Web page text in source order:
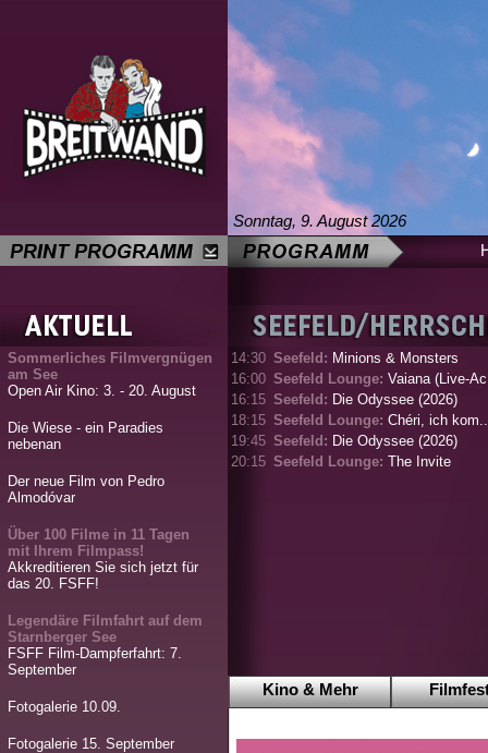
Sonntag, 9. August 2026
Sommerliches Filmvergnügen
am See
Open Air Kino: 3. - 20. August
Die Wiese - ein Paradies
nebenan
Der neue Film von Pedro
Almodóvar
Über 100 Filme in 11 Tagen
mit Ihrem Filmpass!
Akkreditieren Sie sich jetzt für
das 20. FSFF!
Legendäre Filmfahrt auf dem
Starnberger See
FSFF Film-Dampferfahrt: 7.
September
Fotogalerie 10.09.
Fotogalerie 15. September
14:30 Seefeld: Minions & Monsters
16:00 Seefeld Lounge: Vaiana (Live-
16:15 Seefeld: Die Odyssee (2026)
18:15 Seefeld Lounge: Chéri, ich
19:45 Seefeld: Die Odyssee (2026)
20:15 Seefeld Lounge: The Invite
Kino & Mehr